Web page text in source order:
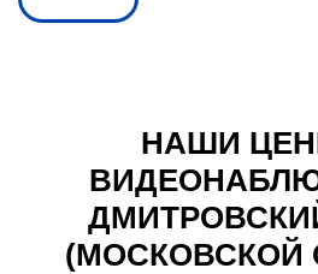
НАШИ
(МОСКОВСКОЙ